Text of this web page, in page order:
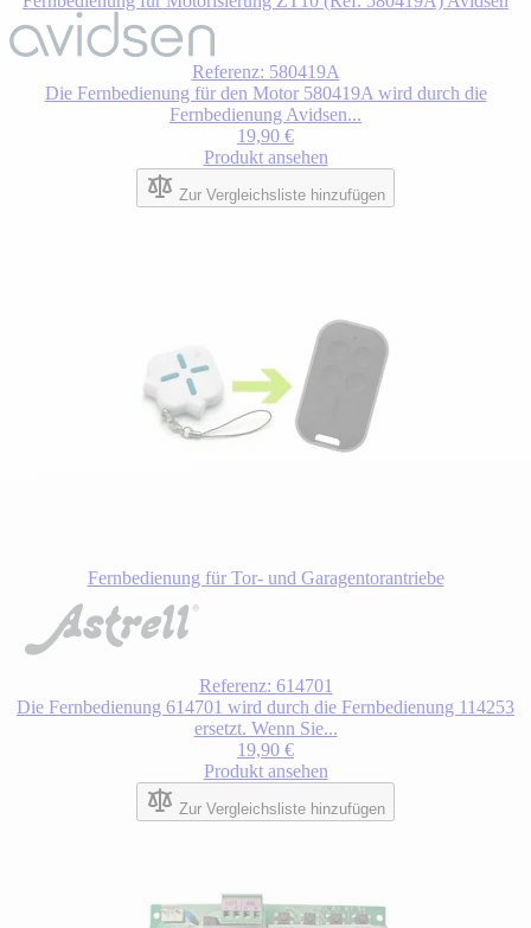
hängt
von
den
auf
der
Produktseite
gewählten
Optionen
Referenz: 580419A
Die Fernbedienung für den Motor 580419A wird durch die
Fernbedienung Avidsen...
19,90 €
Produkt ansehen
Zur Vergleichsliste hinzufügen
Fernbedienung für Tor- und Garagentorantriebe
den
auf
der
Produktseite
gewählten
Optionen
ab
Referenz: 614701
Die Fernbedienung 614701 wird durch die Fernbedienung 114253
ersetzt. Wenn Sie...
19,90 €
Produkt ansehen
Zur Vergleichsliste hinzufügen